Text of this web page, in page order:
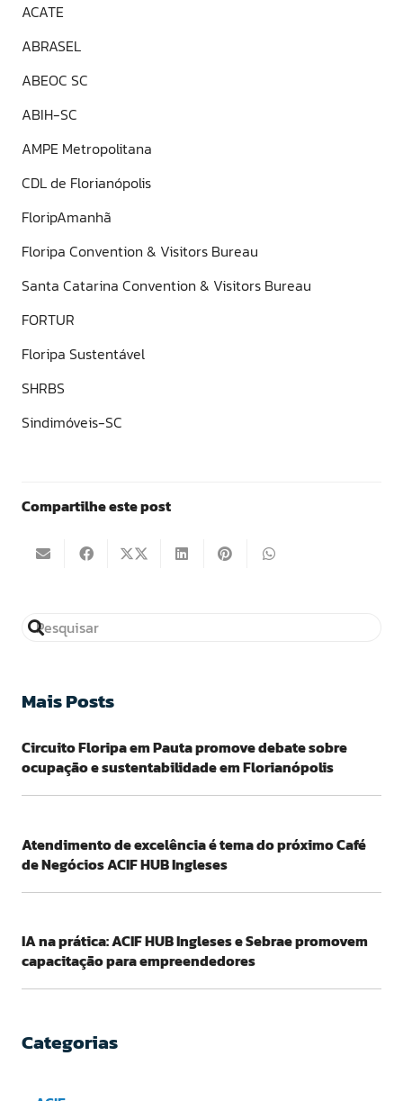
ACATE
ABRASEL
ABEOC SC
ABIH-SC
AMPE Metropolitana
CDL de Florianópolis
FloripAmanhã
Floripa Convention & Visitors Bureau
Santa Catarina Convention & Visitors Bureau
FORTUR
Floripa Sustentável
SHRBS
Sindimóveis-SC
Compartilhe este post
Mais Posts
Circuito Floripa em Pauta promove debate sobre
ocupação e sustentabilidade em Florianópolis
Atendimento de excelência é tema do próximo Café
de Negócios ACIF HUB Ingleses
IA na prática: ACIF HUB Ingleses e Sebrae promovem
capacitação para empreendedores
Categorias